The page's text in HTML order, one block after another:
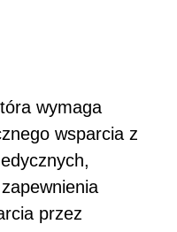
wymaga
wsparcia z
przez